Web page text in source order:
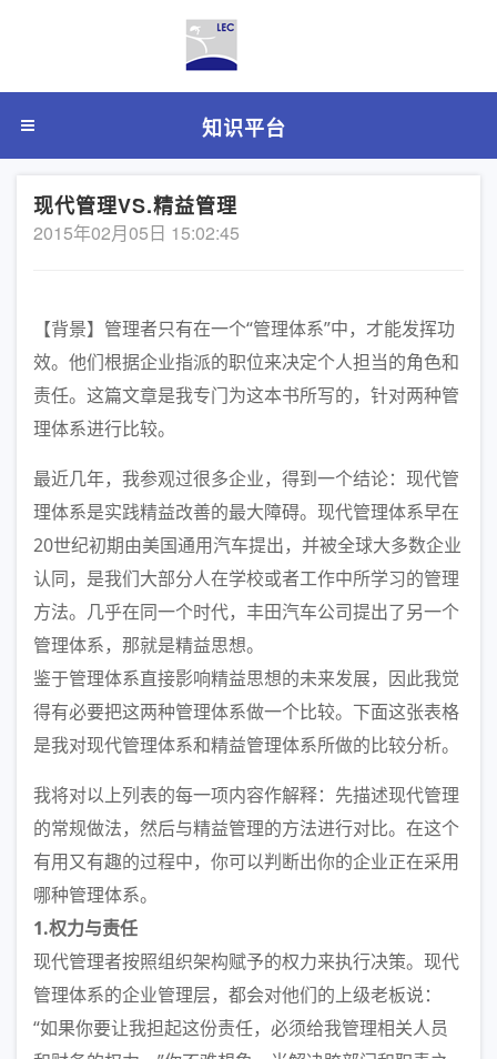
知识平台
现代管理VS.精益管理
2015年02月05日 15:02:45
【背景】管理者只有在一个“管理体系”中，才能发挥功
效。他们根据企业指派的职位来决定个人担当的角色和
责任。这篇文章是我专门为这本书所写的，针对两种管
理体系进行比较。
最近几年，我参观过很多企业，得到一个结论：现代管
理体系是实践精益改善的最大障碍。现代管理体系早在
20世纪初期由美国通用汽车提出，并被全球大多数企业
认同，是我们大部分人在学校或者工作中所学习的管理
方法。几乎在同一个时代，丰田汽车公司提出了另一个
管理体系，那就是精益思想。
鉴于管理体系直接影响精益思想的未来发展，因此我觉
得有必要把这两种管理体系做一个比较。下面这张表格
是我对现代管理体系和精益管理体系所做的比较分析。
我将对以上列表的每一项内容作解释：先描述现代管理
的常规做法，然后与精益管理的方法进行对比。在这个
有用又有趣的过程中，你可以判断出你的企业正在采用
哪种管理体系。
1.权力与责任
现代管理者按照组织架构赋予的权力来执行决策。现代
管理体系的企业管理层，都会对他们的上级老板说：
“如果你要让我担起这份责任，必须给我管理相关人员